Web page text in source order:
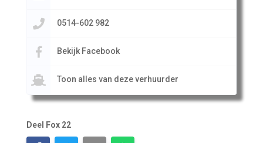
0514-602 982
Bekijk Facebook
Toon alles van deze verhuurder
Deel Fox 22